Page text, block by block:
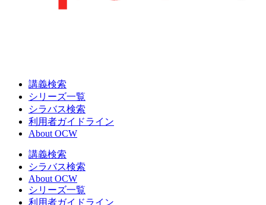
講義検索
シリーズ一覧
シラバス検索
利用者ガイドライン
About OCW
講義検索
シラバス検索
About OCW
シリーズ一覧
利用者ガイドライン